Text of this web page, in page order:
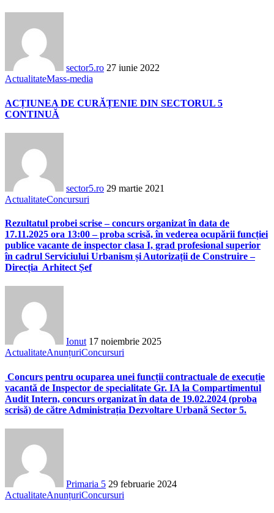
sector5.ro 27 iunie 2022
ActualitateMass-media
ACȚIUNEA DE CURĂȚENIE DIN SECTORUL 5
CONTINUĂ
sector5.ro 29 martie 2021
ActualitateConcursuri
Rezultatul probei scrise – concurs organizat în data de
17.11.2025 ora 13:00 – proba scrisă, în vederea ocupării funcției
publice vacante de inspector clasa I, grad profesional superior
în cadrul Serviciului Urbanism și Autorizații de Construire –
Direcția Arhitect Șef
Ionut 17 noiembrie 2025
ActualitateAnunțuriConcursuri
Concurs pentru ocuparea unei funcții contractuale de execuție
vacantă de Inspector de specialitate Gr. IA la Compartimentul
Audit Intern, concurs organizat în data de 19.02.2024 (proba
scrisă) de către Administrația Dezvoltare Urbană Sector 5.
Primaria 5 29 februarie 2024
ActualitateAnunțuriConcursuri